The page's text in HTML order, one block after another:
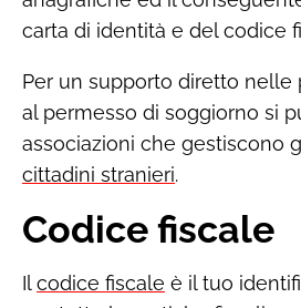
carta di identità e del codice
Per un supporto diretto nelle
al permesso di soggiorno si
associazioni che gestiscono
cittadini stranieri.
Codice fiscale
Ilcodice fiscale è il tuo